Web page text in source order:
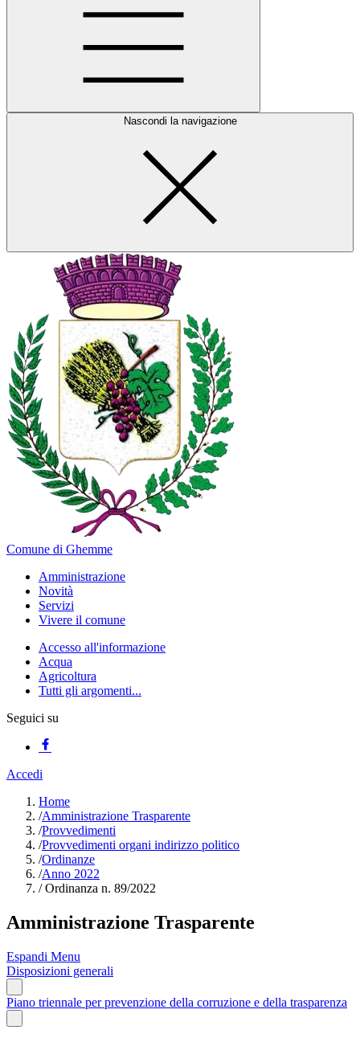
Nascondi la navigazione
Comune di Ghemme
Amministrazione
Novità
Servizi
Vivere il comune
Accesso all'informazione
Acqua
Agricoltura
Tutti gli argomenti...
Seguici su
Accedi
Home
/Amministrazione Trasparente
/Provvedimenti
/Provvedimenti organi indirizzo politico
/Ordinanze
/Anno 2022
/Ordinanza n. 89/2022
Amministrazione Trasparente
Espandi Menu
Disposizioni generali
Piano triennale per prevenzione della corruzione e della trasparenza